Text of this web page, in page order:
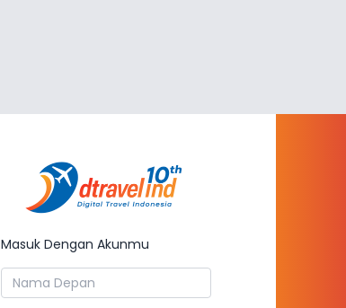
Dtravelind
Masuk Dengan Akunmu